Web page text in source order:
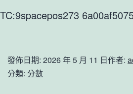
TC:9spacepos273
發佈日期: 2026 年 5 月 11 日作者:
分類: 分數